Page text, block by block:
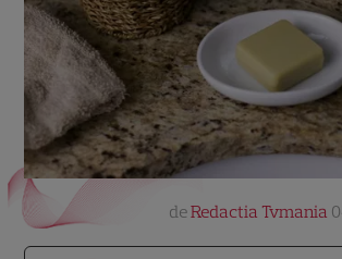
deRedactia Tvmania